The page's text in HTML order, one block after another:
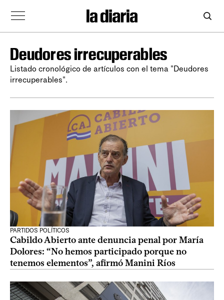
Deudores irrecuperables
Listado cronológico de artículos con el tema "Deudores
irrecuperables".
PARTIDOS POLÍTICOS
Cabildo Abierto ante denuncia penal por María
Dolores: “No hemos participado porque no
tenemos elementos”, afirmó Manini Ríos